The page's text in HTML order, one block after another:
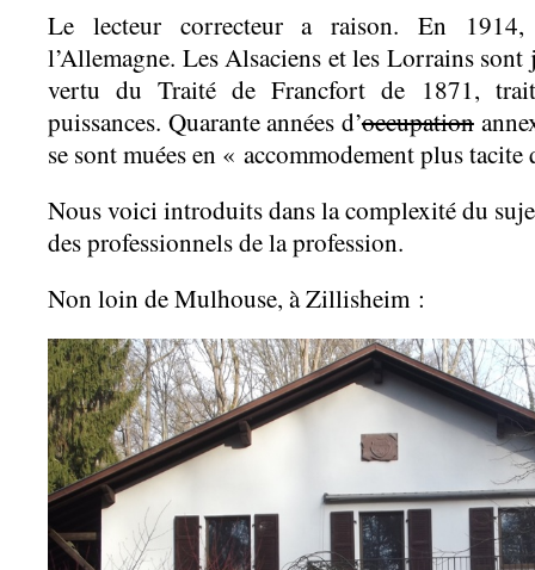
Le lecteur correcteur a raison. En 1914,
l’Allemagne. Les Alsaciens et les Lorrains
vertu du Traité de Francfort de 1871,
puissances. Quarante années d’occupation
se sont muées en « accommodement plus tacite
Nous voici introduits dans la complexité du
des professionnels de la profession.
Non loin de Mulhouse, à Zillisheim :